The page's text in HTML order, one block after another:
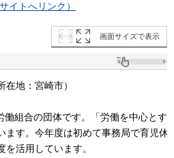
イトへリンク）
画面サイズで表示
在地：宮崎市）
働組合の団体です。「労働を中心とす
ます。今年度は初めて事務局で育児休
を活用しています。